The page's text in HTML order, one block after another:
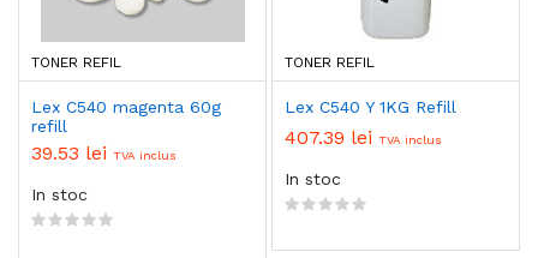
TONER REFIL
Lex C540 magenta 60g
refill
39.53 lei TVA inclus
In stoc
TONER REFIL
Lex C540 Y 1KG Refill
407.39 lei TVA inclus
In stoc